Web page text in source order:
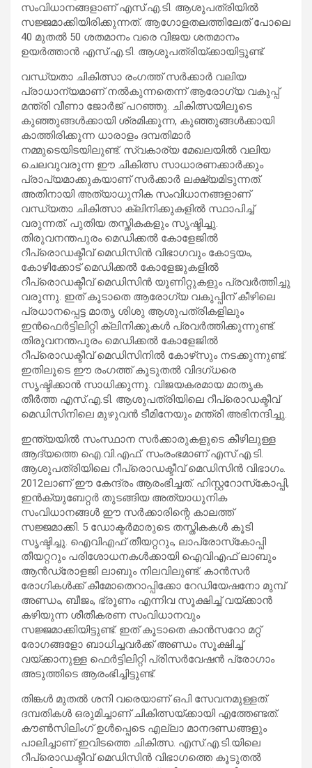
സംവിധാനങ്ങളാണ് എസ്.എ.ടി. ആശുപത്രിയില്‍
സജ്ജമാക്കിയിരിക്കുന്നത്. ആഗോളതലത്തിലേത് പോലെ
40 മുതല്‍ 50 ശതമാനം വരെ വിജയ ശതമാനം
ഉയര്‍ത്താന്‍ എസ്.എ.ടി. ആശുപത്രിയ്ക്കായിട്ടുണ്ട്.
വന്ധ്യതാ ചികിത്സാ രംഗത്ത് സര്‍ക്കാര്‍ വലിയ
പ്രാധാന്യമാണ് നല്‍കുന്നതെന്ന് ആരോഗ്യ വകുപ്പ്
മന്ത്രി വീണാ ജോര്‍ജ് പറഞ്ഞു. ചികിത്സയിലൂടെ
കുഞ്ഞുങ്ങള്‍ക്കായി ശ്രമിക്കുന്ന, കുഞ്ഞുങ്ങള്‍ക്കായി
കാത്തിരിക്കുന്ന ധാരാളം ദമ്പതിമാര്‍
നമ്മുടെയിടയിലുണ്ട്. സ്വകാര്യ മേഖലയില്‍ വലിയ
ചെലവുവരുന്ന ഈ ചികിത്സ സാധാരണക്കാര്‍ക്കും
പ്രാപ്യമാക്കുകയാണ് സര്‍ക്കാര്‍ ലക്ഷ്യമിടുന്നത്.
അതിനായി അത്യാധുനിക സംവിധാനങ്ങളാണ്
വന്ധ്യതാ ചികിത്സാ ക്ലിനിക്കുകളില്‍ സ്ഥാപിച്ച്
വരുന്നത്. പുതിയ തസ്തികകളും സൃഷ്ടിച്ചു.
തിരുവനന്തപുരം മെഡിക്കല്‍ കോളേജില്‍
റീപ്രൊഡക്ടീവ് മെഡിസിന്‍ വിഭാഗവും കോട്ടയം,
കോഴിക്കോട് മെഡിക്കല്‍ കോളേജുകളില്‍
റീപ്രൊഡക്ടീവ് മെഡിസിന്‍ യൂണിറ്റുകളും പ്രവര്‍ത്തിച്ചു
വരുന്നു. ഇത് കൂടാതെ ആരോഗ്യ വകുപ്പിന് കീഴിലെ
പ്രധാനപ്പെട്ട മാതൃ ശിശു ആശുപത്രികളിലും
ഇന്‍ഫെര്‍ട്ടിലിറ്റി ക്ലിനിക്കുകള്‍ പ്രവര്‍ത്തിക്കുന്നുണ്ട്.
തിരുവനന്തപുരം മെഡിക്കല്‍ കോളേജില്‍
റീപ്രൊഡക്ടീവ് മെഡിസിനില്‍ കോഴ്‌സും നടക്കുന്നുണ്ട്.
ഇതിലൂടെ ഈ രംഗത്ത് കൂടുതല്‍ വിദഗ്ധരെ
സൃഷ്ടിക്കാന്‍ സാധിക്കുന്നു. വിജയകരമായ മാതൃക
തീര്‍ത്ത എസ്.എ.ടി. ആശുപത്രിയിലെ റീപ്രൊഡക്ടീവ്
മെഡിസിനിലെ മുഴുവന്‍ ടീമിനേയും മന്ത്രി അഭിനന്ദിച്ചു.
ഇന്ത്യയില്‍ സംസ്ഥാന സര്‍ക്കാരുകളുടെ കീഴിലുള്ള
ആദ്യത്തെ ഐ.വി.എഫ്. സംരംഭമാണ് എസ്.എ.ടി.
ആശുപത്രിയിലെ റീപ്രൊഡക്ടീവ് മെഡിസിന്‍ വിഭാഗം.
2012ലാണ് ഈ കേന്ദ്രം ആരംഭിച്ചത്. ഹിസ്റ്ററോസ്‌കോപ്പി,
ഇന്‍ക്യുബേറ്റര്‍ തുടങ്ങിയ അത്യാധുനിക
സംവിധാനങ്ങള്‍ ഈ സര്‍ക്കാരിന്റെ കാലത്ത്
സജ്ജമാക്കി. 5 ഡോക്ടര്‍മാരുടെ തസ്തികകള്‍ കൂടി
സൃഷ്ടിച്ചു. ഐവിഎഫ് തീയറ്ററും, ലാപ്രോസ്‌കോപ്പി
തീയറ്ററും പരിശോധനകള്‍ക്കായി ഐവിഎഫ് ലാബും
ആന്‍ഡ്രോളജി ലാബും നിലവിലുണ്ട്. കാന്‍സര്‍
രോഗികള്‍ക്ക് കീമോതെറാപ്പിക്കോ റേഡിയേഷനോ മുമ്പ്
അണ്ഡം, ബീജം, ഭ്രൂണം എന്നിവ സൂക്ഷിച്ച് വയ്ക്കാന്‍
കഴിയുന്ന ശീതീകരണ സംവിധാനവും
സജ്ജമാക്കിയിട്ടുണ്ട്. ഇത് കൂടാതെ കാന്‍സറോ മറ്റ്
രോഗങ്ങളോ ബാധിച്ചവര്‍ക്ക് അണ്ഡം സൂക്ഷിച്ച്
വയ്ക്കാനുള്ള ഫെര്‍ട്ടിലിറ്റി പ്രിസര്‍വേഷന്‍ പ്രോഗാം
അടുത്തിടെ ആരംഭിച്ചിട്ടുണ്ട്.
തിങ്കള്‍ മുതല്‍ ശനി വരെയാണ് ഒപി സേവനമുള്ളത്.
ദമ്പതികള്‍ ഒരുമിച്ചാണ് ചികിത്സയ്ക്കായി എത്തേണ്ടത്.
കൗണ്‍സിലിംഗ് ഉള്‍പ്പെടെ എല്ലാ മാനദണ്ഡങ്ങളും
പാലിച്ചാണ് ഇവിടത്തെ ചികിത്സ. എസ്.എ.ടി.യിലെ
റീപ്രൊഡക്ടീവ് മെഡിസിന്‍ വിഭാഗത്തെ കൂടുതല്‍